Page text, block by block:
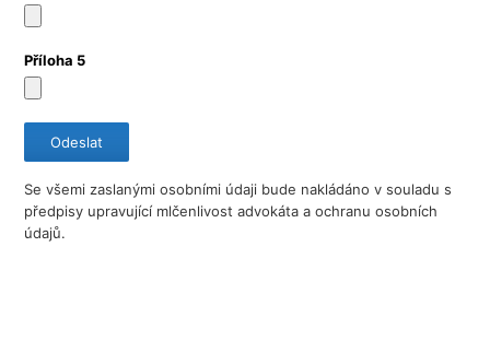
Příloha 5
Se všemi zaslanými osobními údaji bude nakládáno v souladu s
předpisy upravující mlčenlivost advokáta a ochranu osobních
údajů.